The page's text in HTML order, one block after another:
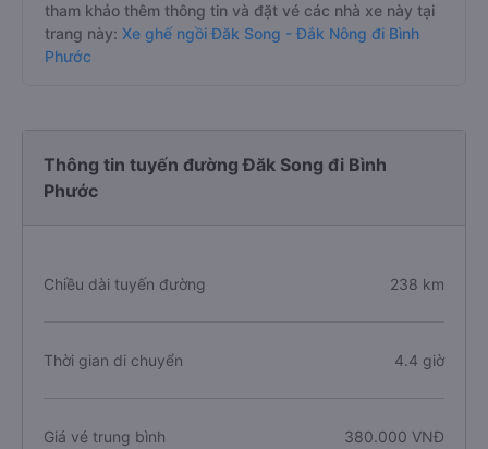
tham khảo thêm thông tin và đặt vé các nhà xe này tại
trang này: Xe ghế ngồi Đăk Song - Đắk Nông đi Bình
Phước
Thông tin tuyến đường Đăk Song đi Bình
Phước
Chiều dài tuyến đường 238 km
Thời gian di chuyển 4.4 giờ
Giá vé trung bình 380.000 VNĐ